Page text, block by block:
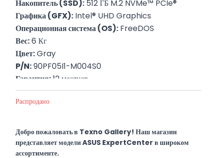
Накопитель (SSD): 512 ГБ M.2 NVMe™ PCIe®
Графика (GFX): Intel® UHD Graphics
Операционная система (OS): FreeDOS
Вес: 6 Кг
Цвет: Gray
P/N: 90PF05I1-M004S0
Гарантия: 12 месяцев
Распродано
Добро пожаловать в Texno Gallery! Наш магазин
представляет модели ASUS ExpertCenter в широком
ассортименте.